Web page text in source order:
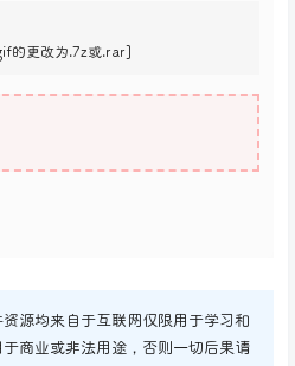
的更改为.7z或.rar]
源均来自于互联网仅限用于学习和
商业或非法用途，否则一切后果请